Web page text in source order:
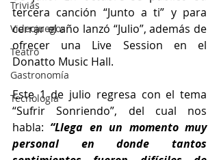
Trivias
Videojuegos
Teatro
Gastronomía
Tecnología
tercera canción “Junto a ti” y para
cerrar el año lanzó “Julio”, además de
ofrecer una Live Session en el
Donatto Music Hall.
Este 1 de julio regresa con el tema
“Sufrir Sonriendo”, del cual nos
habla: “Llega en un momento muy
personal en donde tantos